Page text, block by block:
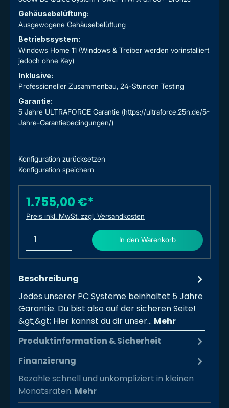
Gehäusebelüftung:
Ausgewogene Gehäusebelüftung
Betriebssystem:
Windows Home 11 (Windows & Treiber werden vorinstalliert
jedoch ohne Key)
Inklusive:
Professioneller Zusammenbau, 24-Stunden Testing
Garantie:
5 Jahre ULTRAFORCE Garantie (https://ultraforce.25n.de/5-
Jahre-Garantiebedingungen/)
Konfiguration zurücksetzen
Konfiguration speichern
1.755,00 €*
Preis inkl. MwSt. zzgl. Versandkosten
In den Warenkorb
Beschreibung
Jedes unserer PC Systeme beinhaltet 5 Jahre
Garantie. Du bist also auf der sicheren Seite!
&gt;&gt; Hier kannst du dir unser… Mehr
Produktinformation & Sicherheit
Finanzierung
Bezahle schnell und unkompliziert in kleinen
Monatsraten. Mehr